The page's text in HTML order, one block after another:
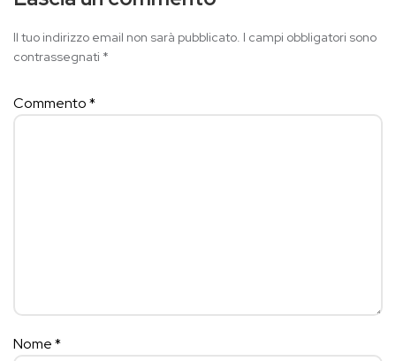
Il tuo indirizzo email non sarà pubblicato. I campi obbligatori sono
contrassegnati *
Commento*
Nome*